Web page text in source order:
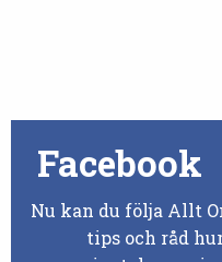
Facebook
Nu kan du följa Allt
tips och råd